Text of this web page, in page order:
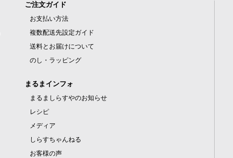
ご注文ガイド
お支払い方法
複数配送先設定ガイド
送料とお届けについて
のし・ラッピング
まるまインフォ
まるましらすやのお知らせ
レシピ
メディア
しらすちゃんねる
お客様の声